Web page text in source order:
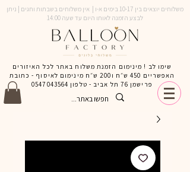
משלוחים יוצאים בין 10-17 בימים א-ו | אין משלוחים בשבתות וחגים | ניתן
לבצע הזמנה לאותו היום עד שעה 14:00
שימו לב ! מינימום הזמנת משלוח באתר לכל האיזורים
האפשריים 450 ש״ח ו200 ש״ח מינימום לאיסוף - כתובת
פרישמן 76 תל אביב - טלפון
0547043564